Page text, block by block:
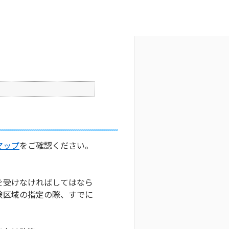
ップをご確認ください。
けなければしてはなら
域の指定の際、すでに